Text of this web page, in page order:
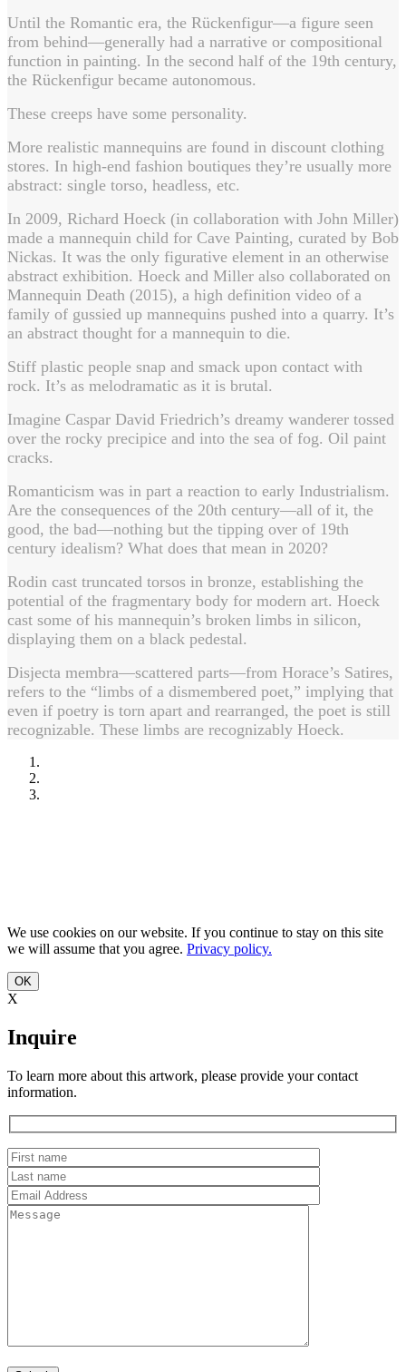
Until the Romantic era, the Rückenfigur—a figure seen
from behind—generally had a narrative or compositional
function in painting. In the second half of the 19th century,
the Rückenfigur became autonomous.
These creeps have some personality.
More realistic mannequins are found in discount clothing
stores. In high-end fashion boutiques they’re usually more
abstract: single torso, headless, etc.
In 2009, Richard Hoeck (in collaboration with John Miller)
made a mannequin child for Cave Painting, curated by Bob
Nickas. It was the only figurative element in an otherwise
abstract exhibition. Hoeck and Miller also collaborated on
Mannequin Death (2015), a high definition video of a
family of gussied up mannequins pushed into a quarry. It’s
an abstract thought for a mannequin to die.
Stiff plastic people snap and smack upon contact with
rock. It’s as melodramatic as it is brutal.
Imagine Caspar David Friedrich’s dreamy wanderer tossed
over the rocky precipice and into the sea of fog. Oil paint
cracks.
Romanticism was in part a reaction to early Industrialism.
Are the consequences of the 20th century—all of it, the
good, the bad—nothing but the tipping over of 19th
century idealism? What does that mean in 2020?
Rodin cast truncated torsos in bronze, establishing the
potential of the fragmentary body for modern art. Hoeck
cast some of his mannequin’s broken limbs in silicon,
displaying them on a black pedestal.
Disjecta membra—scattered parts—from Horace’s Satires,
refers to the “limbs of a dismembered poet,” implying that
even if poetry is torn apart and rearranged, the poet is still
recognizable. These limbs are recognizably Hoeck.
We use cookies on our website. If you continue to stay on this site
we will assume that you agree. Privacy policy.
OK
X
Inquire
To learn more about this artwork, please provide your contact
information.